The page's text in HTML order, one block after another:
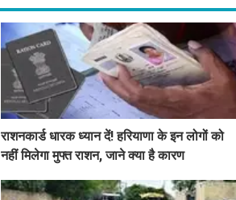
राशनकार्ड धारक ध्यान दें! हरियाणा के इन लोगों को
नहीं मिलेगा मुफ्त राशन, जाने क्या है कारण